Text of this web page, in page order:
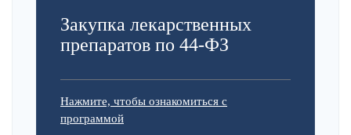
Закупка лекарственных
препаратов по 44-ФЗ
Нажмите, чтобы ознакомиться с
программой